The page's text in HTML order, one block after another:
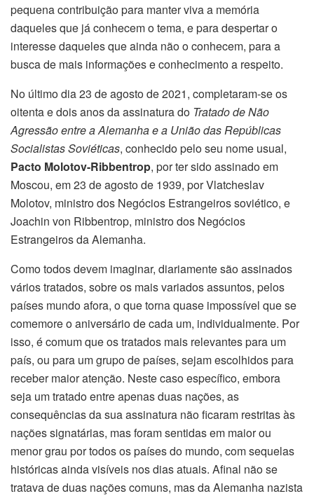
pequena contribuição para manter viva a memória
daqueles que já conhecem o tema, e para despertar o
interesse daqueles que ainda não o conhecem, para a
busca de mais informações e conhecimento a respeito.
No último dia 23 de agosto de 2021, completaram-se os
oitenta e dois anos da assinatura do Tratado de Não
Agressão entre a Alemanha e a União das Repúblicas
Socialistas Soviéticas, conhecido pelo seu nome usual,
Pacto Molotov-Ribbentrop, por ter sido assinado em
Moscou, em 23 de agosto de 1939, por Vlatcheslav
Molotov, ministro dos Negócios Estrangeiros soviético, e
Joachin von Ribbentrop, ministro dos Negócios
Estrangeiros da Alemanha.
Como todos devem imaginar, diariamente são assinados
vários tratados, sobre os mais variados assuntos, pelos
países mundo afora, o que torna quase impossível que se
comemore o aniversário de cada um, individualmente. Por
isso, é comum que os tratados mais relevantes para um
país, ou para um grupo de países, sejam escolhidos para
receber maior atenção. Neste caso específico, embora
seja um tratado entre apenas duas nações, as
consequências da sua assinatura não ficaram restritas às
nações signatárias, mas foram sentidas em maior ou
menor grau por todos os países do mundo, com sequelas
históricas ainda visíveis nos dias atuais. Afinal não se
tratava de duas nações comuns, mas da Alemanha nazista